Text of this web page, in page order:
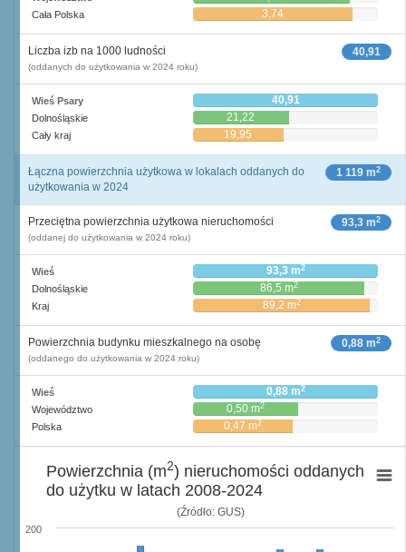
Cała Polska 3,74
40,91
Liczba izb na 1000 ludności
(oddanych do użytkowania w 2024 roku)
Wieś Psary 40,91
Dolnośląskie 21,22
Cały kraj 19,95
1 119 m2
Łączna powierzchnia użytkowa w lokalach oddanych do
użytkowania w 2024
93,3 m2
Przeciętna powierzchnia użytkowa nieruchomości
(oddanej do użytkowania w 2024 roku)
Wieś 93,3 m2
Dolnośląskie 86,5 m2
Kraj 89,2 m2
0,88 m2
Powierzchnia budynku mieszkalnego na osobę
(oddanego do użytkowania w 2024 roku)
Wieś 0,88 m2
Województwo 0,50 m2
Polska 0,47 m2
(Źródło: GUS)
200
Powierzchnia (m2) nieruchomości oddanych
do użytku w latach 2008-2024